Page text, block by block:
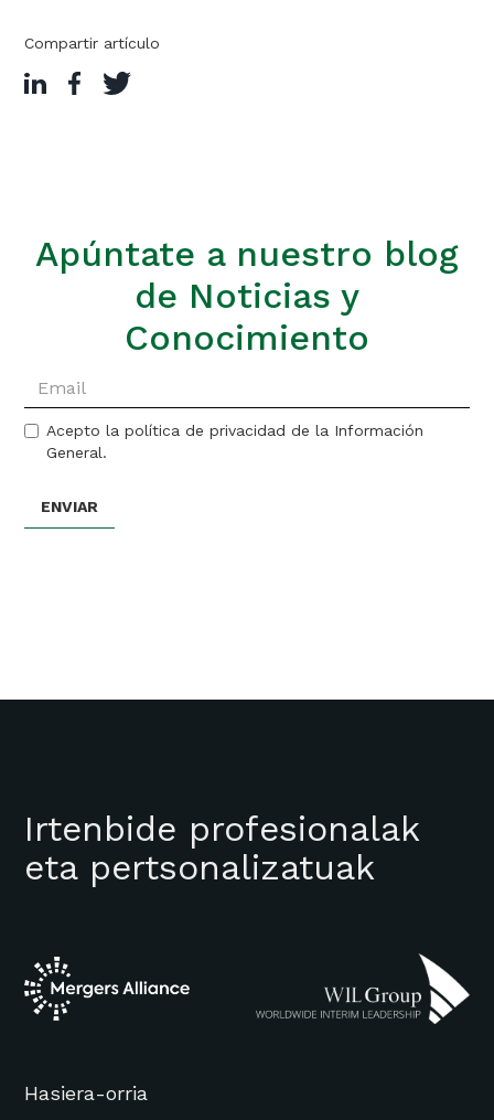
Compartir artículo
Apúntate a nuestro blog
de Noticias y
Conocimiento
Acepto la política de privacidad de la Información
General.
Irtenbide profesionalak
eta pertsonalizatuak
Hasiera-orria